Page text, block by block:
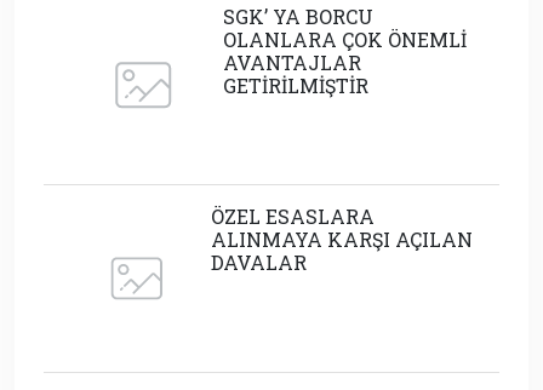
SGK’ YA BORCU
OLANLARA ÇOK ÖNEMLİ
AVANTAJLAR
GETİRİLMİŞTİR
ÖZEL ESASLARA
ALINMAYA KARŞI AÇILAN
DAVALAR